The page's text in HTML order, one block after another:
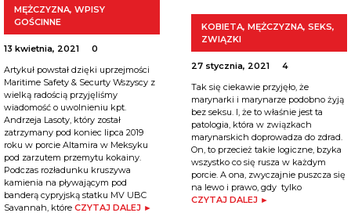
MĘŻCZYZNA, WPISY
GOŚCINNE
13 kwietnia, 2021
0
Artykuł powstał dzięki uprzejmości
Maritime Safety & Securty Wszyscy z
wielką radością przyjęliśmy
wiadomość o uwolnieniu kpt.
Andrzeja Lasoty, który został
zatrzymany pod koniec lipca 2019
roku w porcie Altamira w Meksyku
pod zarzutem przemytu kokainy.
Podczas rozładunku kruszywa
kamienia na pływającym pod
banderą cypryjską statku MV UBC
Savannah, które CZYTAJ DALEJ ►
KOBIETA, MĘŻCZYZNA, SEKS,
ZWIĄZKI
27 stycznia, 2021
4
Tak się ciekawie przyjęło, że
marynarki i marynarze podobno żyją
bez seksu. I, że to właśnie jest ta
patologia, która w związkach
marynarskich doprowadza do zdrad.
On, to przecież takie logiczne, bzyka
wszystko co się rusza w każdym
porcie. A ona, zwyczajnie puszcza się
na lewo i prawo, gdy tylko
CZYTAJ DALEJ ►